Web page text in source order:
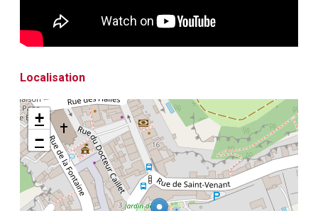
Localisation
+
−